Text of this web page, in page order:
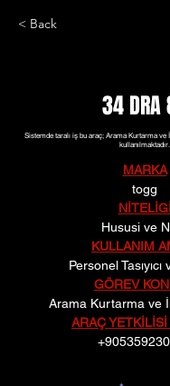
< Back
34 DRA
Sistemde taralı iş bu araç; Arama Kurtarma ve
kullanılmaktadır.
MARKA
togg
NİTELİGİ
Hususi ve
KULLANIM
Personel
GÖREV
Arama Kurtarma ve
ARAÇ